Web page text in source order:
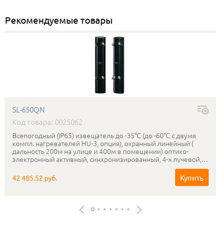
Рекомендуемые товары
SL-650QN
Код товара: 0025062
Всепогодный (IP65) извещатель до -35°С (до -60°С с двумя
компл. нагревателей HU-3, опция), охранный линейный (
дальность 200м на улице и 400м в помещении) оптико-
электронный активный, синхронизированный, 4-х лучевой,
"сухие контакты " - н.з./н.о. реле, микропроцессорный, защита
от разрядов до 15 кВ
42 485.52 руб. Купить